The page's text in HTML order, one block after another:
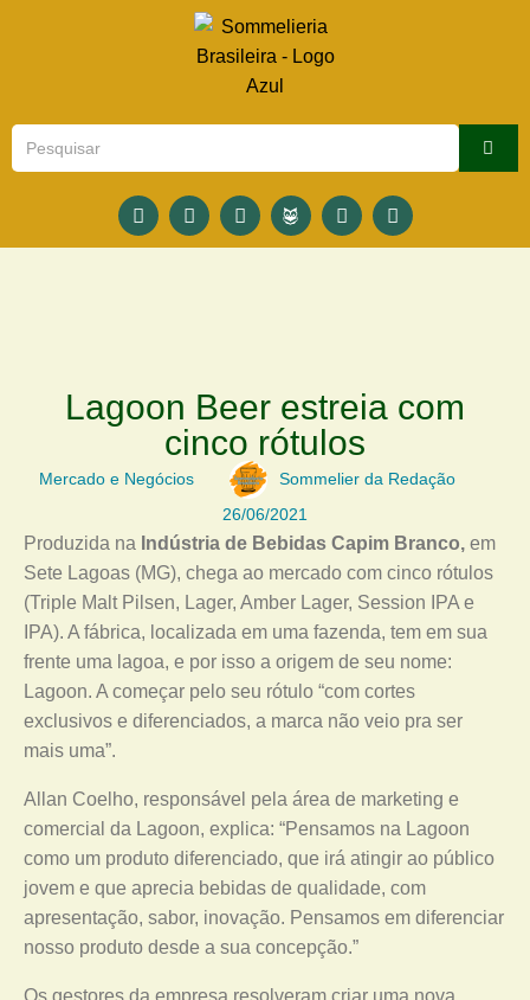
Lagoon Beer estreia com
cinco rótulos
Mercado e Negócios
Sommelier da Redação
26/06/2021
Produzida na Indústria de Bebidas Capim Branco, em
Sete Lagoas (MG), chega ao mercado com cinco rótulos
(Triple Malt Pilsen, Lager, Amber Lager, Session IPA e
IPA). A fábrica, localizada em uma fazenda, tem em sua
frente uma lagoa, e por isso a origem de seu nome:
Lagoon. A começar pelo seu rótulo “com cortes
exclusivos e diferenciados, a marca não veio pra ser
mais uma”.
Allan Coelho, responsável pela área de marketing e
comercial da Lagoon, explica: “Pensamos na Lagoon
como um produto diferenciado, que irá atingir ao público
jovem e que aprecia bebidas de qualidade, com
apresentação, sabor, inovação. Pensamos em diferenciar
nosso produto desde a sua concepção.”
Os gestores da empresa resolveram criar uma nova